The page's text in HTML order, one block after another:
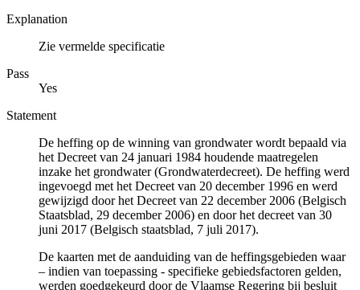
Explanation
Zie vermelde specificatie
Pass
Yes
Statement
De heffing op de winning van grondwater wordt bepaald via
het Decreet van 24 januari 1984 houdende maatregelen
inzake het grondwater (Grondwaterdecreet). De heffing werd
ingevoegd met het Decreet van 20 december 1996 en werd
gewijzigd door het Decreet van 22 december 2006 (Belgisch
Staatsblad, 29 december 2006) en door het decreet van 30
juni 2017 (Belgisch staatsblad, 7 juli 2017).
De kaarten met de aanduiding van de heffingsgebieden waar
– indien van toepassing - specifieke gebiedsfactoren gelden,
werden goedgekeurd door de Vlaamse Regering bij besluit